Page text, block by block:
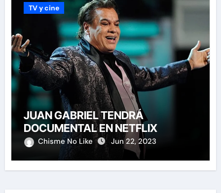
TV y cine
JUAN GABRIEL TENDRÁ
DOCUMENTAL EN NETFLIX
Chisme No Like Jun 22, 2023